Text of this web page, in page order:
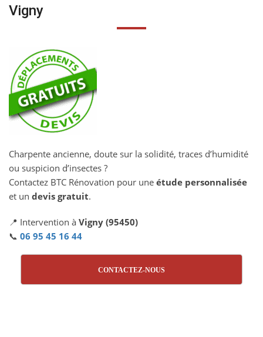
Vigny
Charpente ancienne, doute sur la solidité, traces d’humidité
ou suspicion d’insectes ?
Contactez BTC Rénovation pour une étude personnalisée
et un devis gratuit.
📍 Intervention à Vigny (95450)
📞 06 95 45 16 44
CONTACTEZ-NOUS